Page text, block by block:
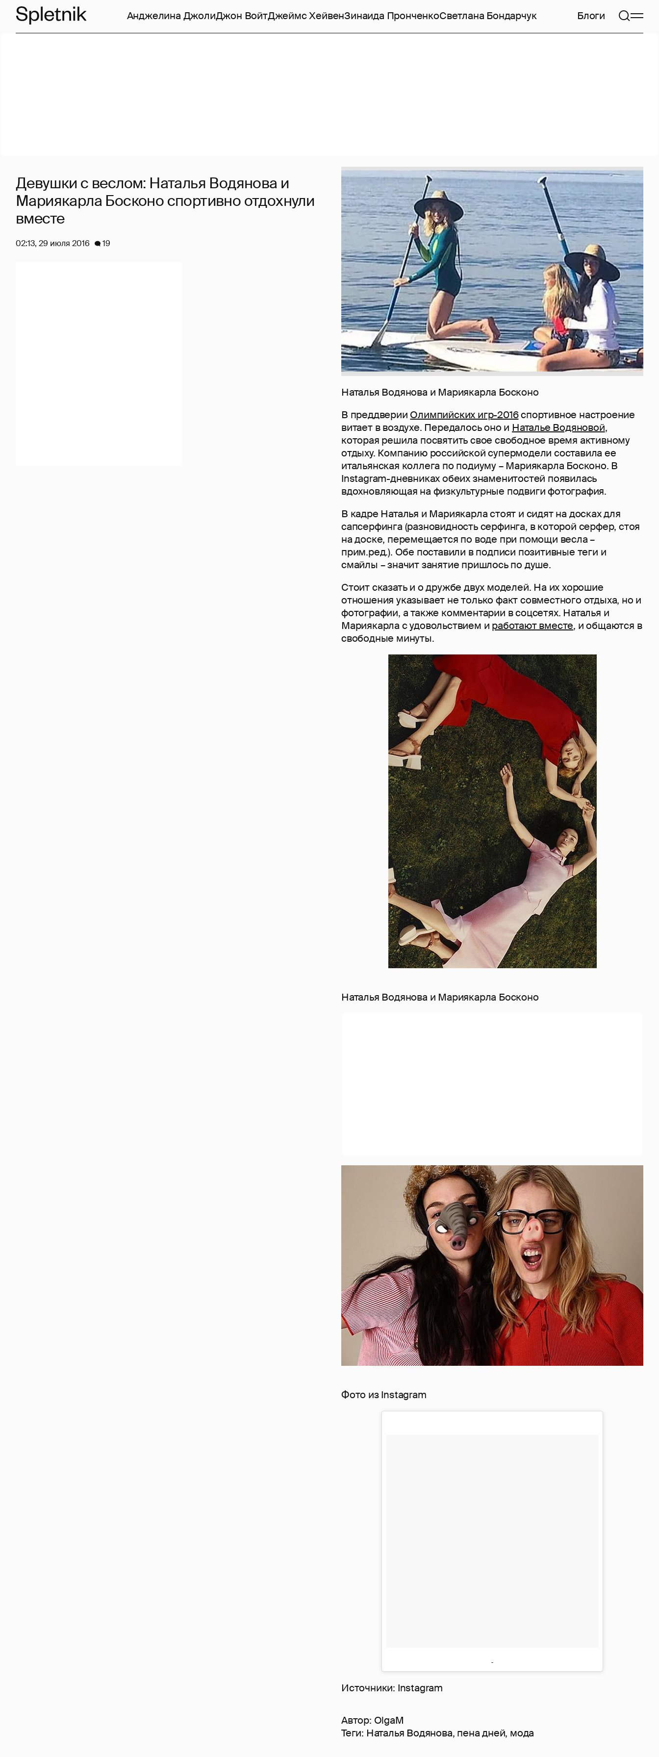
Анджелина ДжолиДжон ВойтДжеймс ХейвенЗинаида ПронченкоСветлана Бондарчук Блоги
Наталья Водянова и Мариякарла Босконо
В преддверии Олимпийских игр-2016спортивное настроение
витает в воздухе. Передалось оно и Наталье Водяновой,
которая решила посвятить свое свободное время активному
отдыху. Компанию российской супермодели составила ее
итальянская коллега по подиуму – Мариякарла Босконо. В
Instagram-дневниках обеих знаменитостей появилась
вдохновляющая на физкультурные подвиги фотография.
В кадре Наталья и Мариякарла стоят и сидят на досках для
сапсерфинга (разновидность серфинга, в которой серфер, стоя
на доске, перемещается по воде при помощи весла –
прим.ред.). Обе поставили в подписи позитивные теги и
смайлы – значит занятие пришлось по душе.
Стоит сказать и о дружбе двух моделей. На их хорошие
отношения указывает не только факт совместного отдыха, но и
фотографии, а также комментарии в соцсетях. Наталья и
Мариякарла с удовольствием и работают вместе, и общаются в
свободные минуты.
Наталья Водянова и Мариякарла Босконо
Фото из Instagram
Источники: Instagram
Автор: OlgaM
Теги: Наталья Водянова, пена дней, мода
Девушки с веслом: Наталья Водянова и
Мариякарла Босконо спортивно отдохнули
вместе
02:13, 29 июля 2016 19